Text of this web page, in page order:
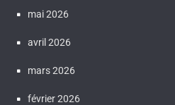
mai 2026
avril 2026
mars 2026
février 2026